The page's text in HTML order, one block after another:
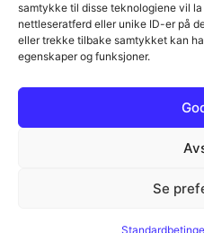
samtykke til disse teknologiene vil
nettleseratferd eller unike ID-er på
eller trekke tilbake samtykket kan
egenskaper og funksjoner.
Se
Meld Deg